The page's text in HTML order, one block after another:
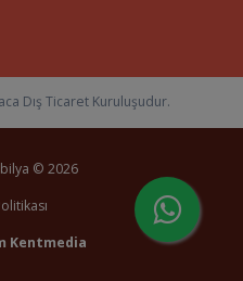
Dış Ticaret Kuruluşudur.
© 2026
Kentmedia